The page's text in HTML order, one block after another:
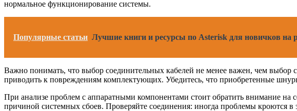
нормальное функционирование системы.
Популярные статьи Лучшие книги и ресурсы по Asterisk для новичков на
Важно понимать, что выбор соединительных кабелей не менее важен, чем выбор
приводить к повреждениям комплектующих. Убедитесь, что приобретенные
При анализе проблем с аппаратными компонентами стоит обратить внимание
причиной системных сбоев. Проверяйте соединения: иногда проблемы кроются в